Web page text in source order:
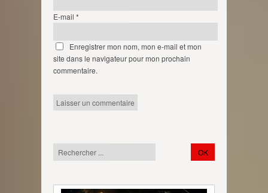
E-mail *
Enregistrer mon nom, mon e-mail et mon
site dans le navigateur pour mon prochain
commentaire.